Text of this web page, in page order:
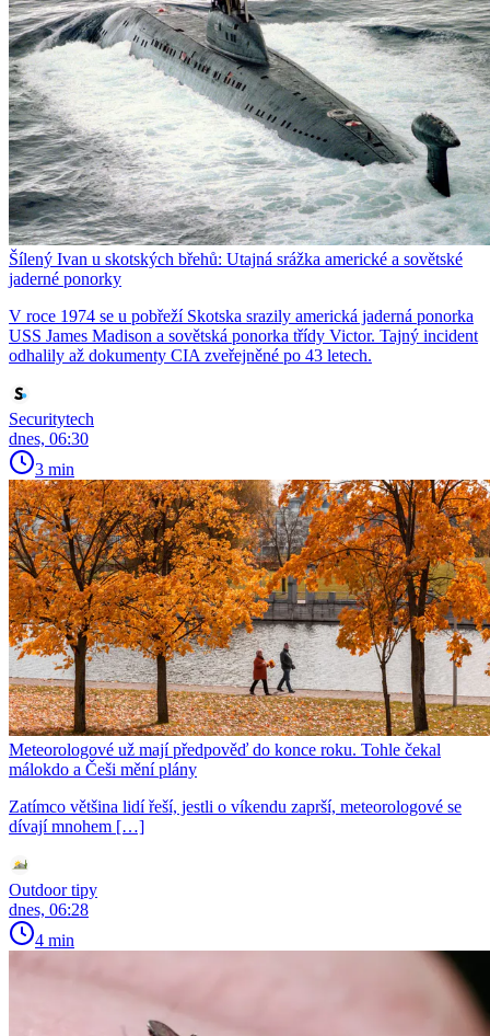
Šílený Ivan u skotských břehů: Utajná srážka americké a sovětské
jaderné ponorky
V roce 1974 se u pobřeží Skotska srazily americká jaderná ponorka
USS James Madison a sovětská ponorka třídy Victor. Tajný incident
odhalily až dokumenty CIA zveřejněné po 43 letech.
Securitytech
dnes, 06:30
3 min
Meteorologové už mají předpověď do konce roku. Tohle čekal
málokdo a Češi mění plány
Zatímco většina lidí řeší, jestli o víkendu zaprší, meteorologové se
dívají mnohem […]
Outdoor tipy
dnes, 06:28
4 min